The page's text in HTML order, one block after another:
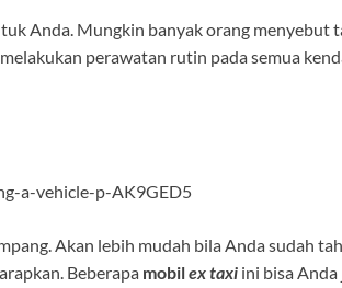
Anda. Mungkin banyak orang menyebut
perawatan rutin pada semua
a-vehicle-p-AK9GED5
Akan lebih mudah bila Anda sudah
Beberapa mobilex taxi ini bisa